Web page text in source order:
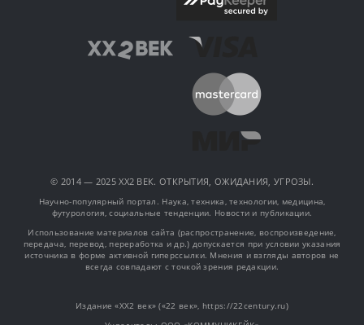
© 2014 — 2025 XX2 ВЕК. ОТКРЫТИЯ, ОЖИДАНИЯ, УГРОЗЫ.
Научно-популярный портал. Наука, техника, технологии, медицина,
футурология, социальные тенденции. Новости и публикации.
Использование материалов сайта (распространение, воспроизведение,
передача, перевод, переработка и др.) допускается при условии указания
источника в форме активной гиперссылки. Мнения и взгляды авторов не
всегда совпадают с точкой зрения редакции.
Издание «XX2 век» («22 век», https://22century.ru)